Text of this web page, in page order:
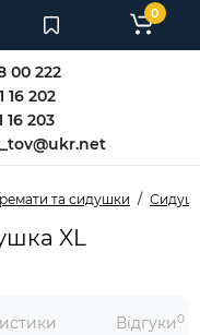
00 222
16 202
16 203
0
та сидушки
XL
Відгуки0